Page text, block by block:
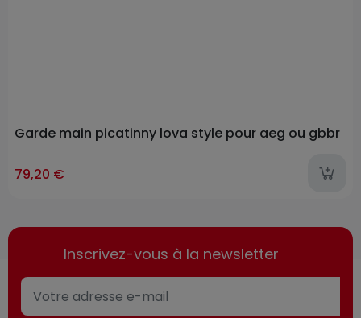
Garde main picatinny lova style pour aeg ou gbbr
79,20 €
Inscrivez-vous à la newsletter